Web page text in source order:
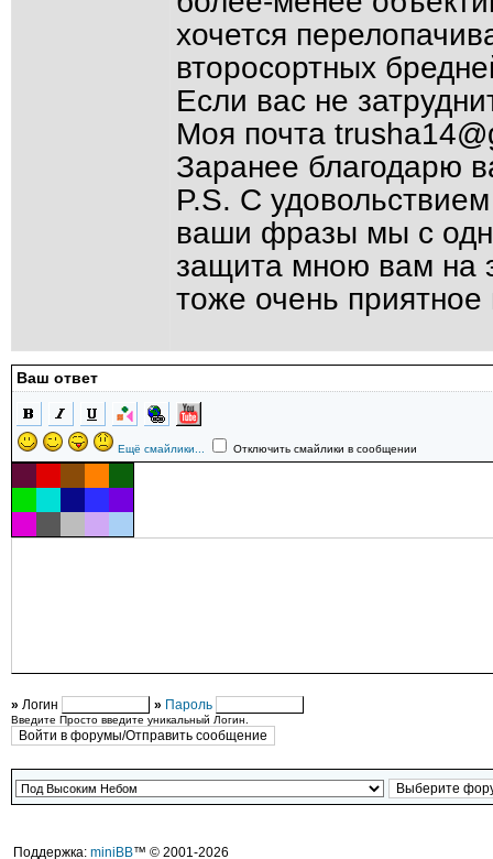
хочется
второсортных
Если вас не
Моя почта
Заранее благодарю
P.S. С
ваши фразы мы с
защита мною вам на
тоже очень
Ваш ответ
Ещё смайлики... Отключить смайлики в сообщении
» Логин » Пароль
Введите Просто введите уникальный Логин.
Поддержка: miniBB™ © 2001-2026